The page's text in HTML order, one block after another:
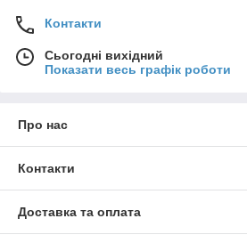
Контакти
Сьогодні вихідний
Показати весь графік роботи
Про нас
Контакти
Доставка та оплата